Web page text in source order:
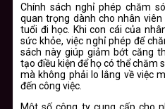
Chính sách nghỉ phép chăm
quan trọng dành cho nhân
tuổi đi học. Khi con cái của
sức khỏe, việc nghỉ phép để
sách này giúp giảm bớt căng
tạo điều kiện để họ có thể chăm
mà không phải lo lắng về việc
đến công việc.